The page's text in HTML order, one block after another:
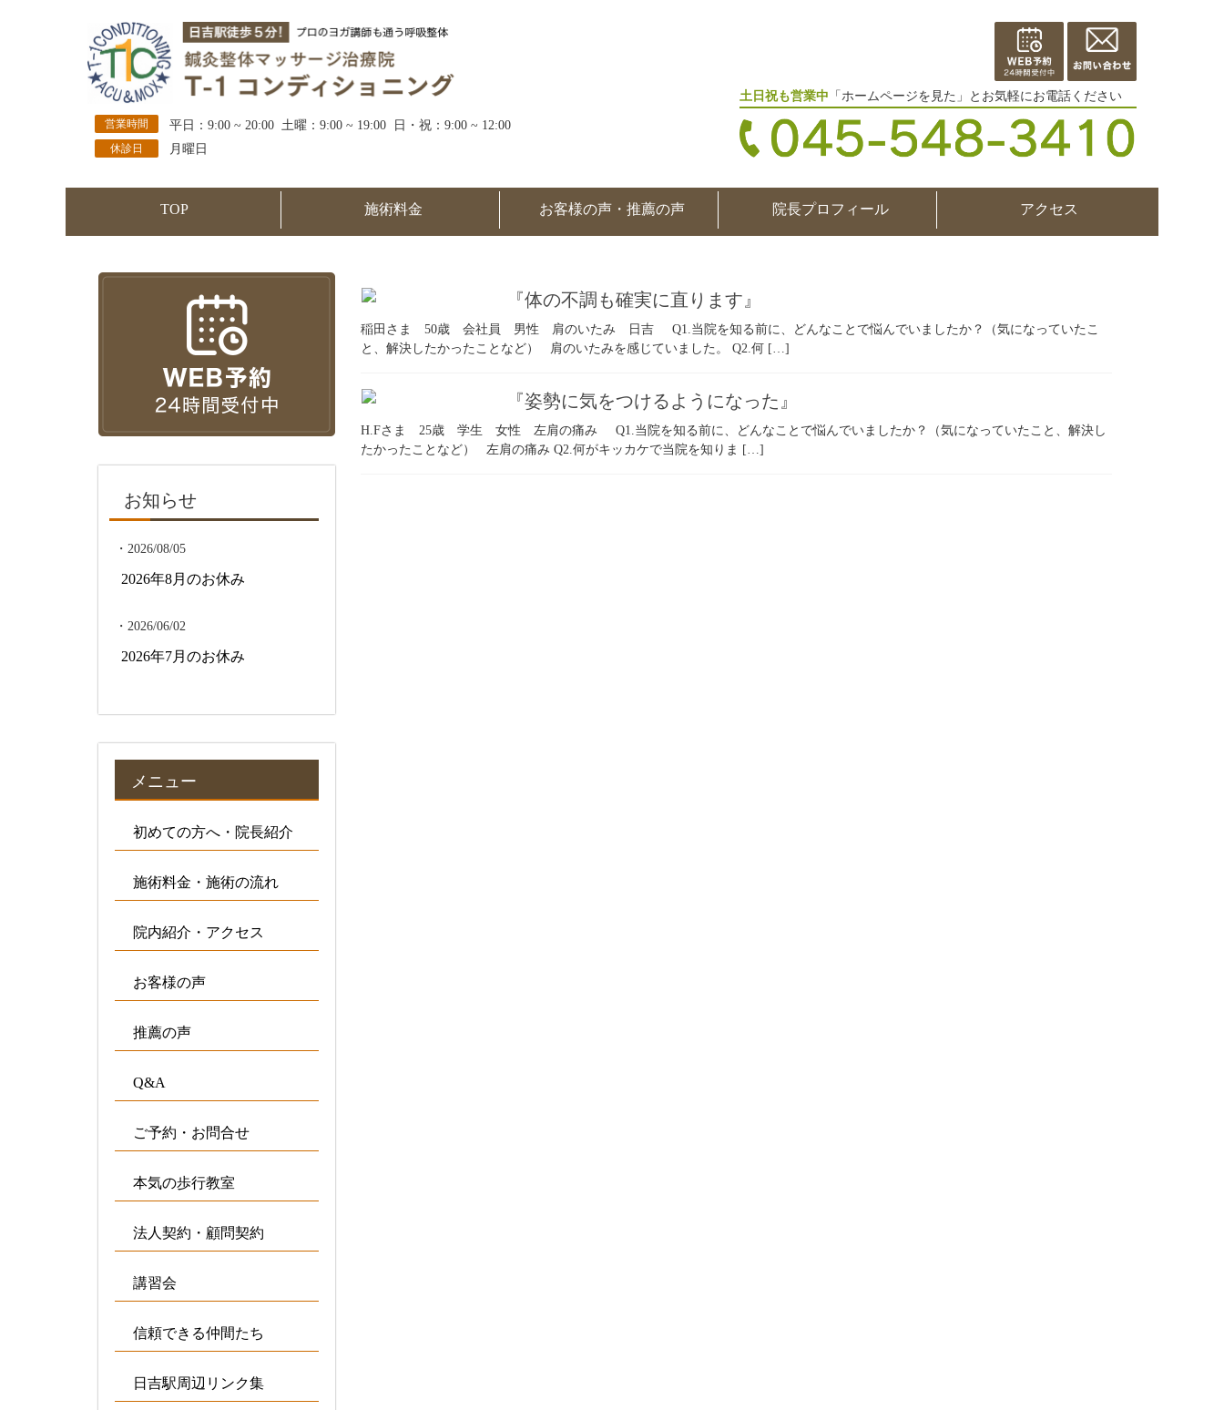
営業時間 平日：9:00 ~ 20:00 土曜：9:00 ~ 19:00 日・祝：9:00 ~ 12:00
休診日 月曜日
土日祝も営業中 「ホームページを見た」とお気軽にお電話ください
TOP 施術料金 お客様の声・推薦の声 院長プロフィール アクセス
お知らせ
・2026/08/05
2026年8月のお休み
・2026/06/02
2026年7月のお休み
メニュー
初めての方へ・院長紹介
施術料金・施術の流れ
院内紹介・アクセス
お客様の声
推薦の声
Q&A
ご予約・お問合せ
本気の歩行教室
法人契約・顧問契約
講習会
信頼できる仲間たち
日吉駅周辺リンク集
『体の不調も確実に直ります』
稲田さま 50歳 会社員 男性 肩のいたみ 日吉 Q1.当院を知る前に、どんなことで悩んでいましたか？（気になっていたこ
と、解決したかったことなど） 肩のいたみを感じていました。 Q2.何 […]
『姿勢に気をつけるようになった』
H.Fさま 25歳 学生 女性 左肩の痛み Q1.当院を知る前に、どんなことで悩んでいましたか？（気になっていたこと、解決し
たかったことなど） 左肩の痛み Q2.何がキッカケで当院を知りま […]